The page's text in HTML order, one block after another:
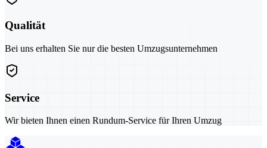
Qualität
Bei uns erhalten Sie nur die besten Umzugsunternehmen
Service
Wir bieten Ihnen einen Rundum-Service für Ihren Umzug